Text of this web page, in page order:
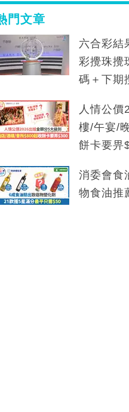
門文章
六合彩結
彩攪珠攪
碼＋下期
人情公價
樓/午宴/
餅卡要畀
消委會食
物食油推